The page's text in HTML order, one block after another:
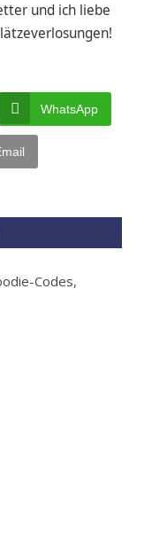
und ich liebe
WhatsApp
Codes,